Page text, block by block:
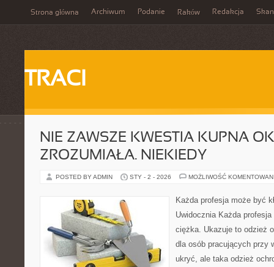
Strona główna Archiwum Podanie Raków Redakcja
TRACI
NIE ZAWSZE KWESTIA KUPNA
ZROZUMIAŁA. NIEKIEDY
POSTED BY ADMIN STY - 2 - 2026 MOŻLIWOŚĆ
Każda profesja może być
Uwidocznia Każda
ciężka. Ukazuje to odzież
dla osób pracujących przy
ukryć, ale taka odzież